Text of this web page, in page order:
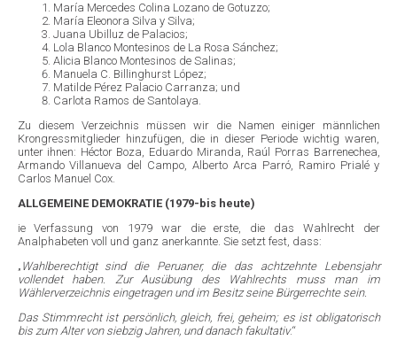
María Mercedes Colina Lozano de Gotuzzo;
María Eleonora Silva y Silva;
Juana Ubilluz de Palacios;
Lola Blanco Montesinos de La Rosa Sánchez;
Alicia Blanco Montesinos de Salinas;
Manuela C. Billinghurst López;
Matilde Pérez Palacio Carranza; und
Carlota Ramos de Santolaya.
Zu diesem Verzeichnis müssen wir die Namen einiger männlichen
Krongressmitglieder hinzufügen, die in dieser Periode wichtig waren,
unter ihnen: Héctor Boza, Eduardo Miranda, Raúl Porras Barrenechea,
Armando Villanueva del Campo, Alberto Arca Parró, Ramiro Prialé y
Carlos Manuel Cox.
ALLGEMEINE DEMOKRATIE (1979-bis heute)
ie Verfassung von 1979 war die erste, die das Wahlrecht der
Analphabeten voll und ganz anerkannte. Sie setzt fest, dass:
„ Wahlberechtigt sind die Peruaner, die das achtzehnte Lebensjahr
vollendet haben. Zur Ausübung des Wahlrechts muss man im
Wählerverzeichnis eingetragen und im Besitz seine Bürgerrechte sein.
Das Stimmrecht ist persönlich, gleich, frei, geheim; es ist obligatorisch
bis zum Alter von siebzig Jahren, und danach fakultativ.“